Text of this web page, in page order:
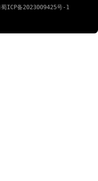
蜀ICP备2023009425号-1